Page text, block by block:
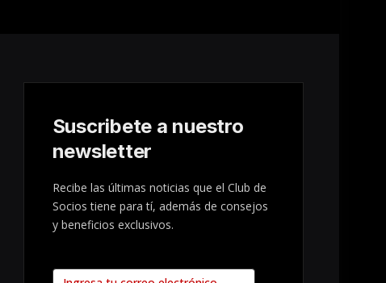
Suscribete a nuestro
newsletter
Recibe las últimas noticias que el Club de
Socios tiene para tí, además de consejos
y beneficios exclusivos.